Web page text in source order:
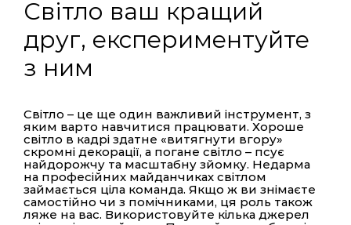
Світло ваш кращий
друг, експериментуйте
з ним
Світло – це ще один важливий інструмент, з
яким варто навчитися працювати. Хороше
світло в кадрі здатне «витягнути вгору»
скромні декорації, а погане світло – псує
найдорожчу та масштабну зйомку. Недарма
на професійних майданчиках світлом
займається ціла команда. Якщо ж ви знімаєте
самостійно чи з помічниками, ця роль також
ляже на вас. Використовуйте кілька джерел